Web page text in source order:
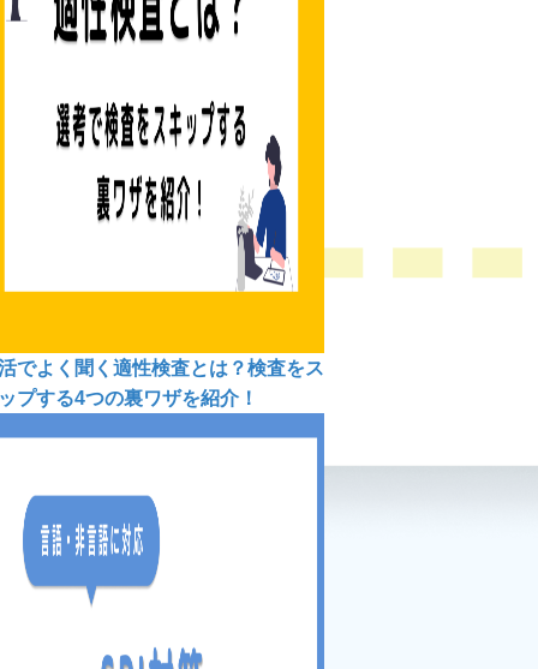
でよく聞く適性検査とは？検査をス
プする4つの裏ワザを紹介！